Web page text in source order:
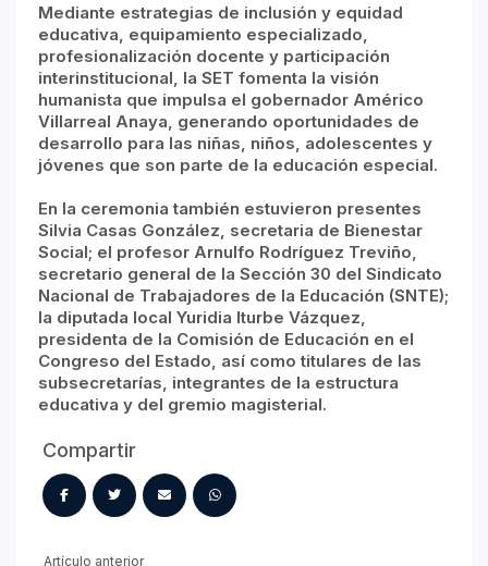
Mediante estrategias de inclusión y equidad
educativa, equipamiento especializado,
profesionalización docente y participación
interinstitucional, la SET fomenta la visión
humanista que impulsa el gobernador Américo
Villarreal Anaya, generando oportunidades de
desarrollo para las niñas, niños, adolescentes y
jóvenes que son parte de la educación especial.
En la ceremonia también estuvieron presentes
Silvia Casas González, secretaria de Bienestar
Social; el profesor Arnulfo Rodríguez Treviño,
secretario general de la Sección 30 del Sindicato
Nacional de Trabajadores de la Educación (SNTE);
la diputada local Yuridia Iturbe Vázquez,
presidenta de la Comisión de Educación en el
Congreso del Estado, así como titulares de las
subsecretarías, integrantes de la estructura
educativa y del gremio magisterial.
Compartir
Artículo anterior